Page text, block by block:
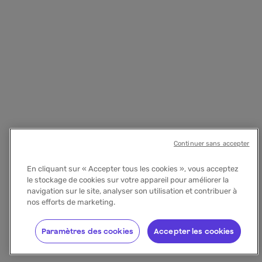
En cliquant sur « Accepter tous les cookies », vous acceptez
le stockage de cookies sur votre appareil pour améliorer la
navigation sur le site, analyser son utilisation et contribuer à
nos efforts de marketing.
Accepter les cookies
Paramètres des cookies
Continuer sans accepter